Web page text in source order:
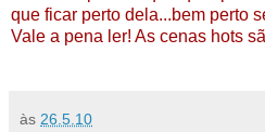
que ficar perto dela...bem perto
Vale a pena ler! As cenas hots
às 26.5.10